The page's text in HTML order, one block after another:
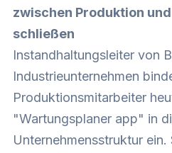
zwischen Produktion
schließen
Instandhaltungsleiter von
Industrieunternehmen
Produktionsmitarbeiter
"Wartungsplaner app" in
Unternehmensstruktur